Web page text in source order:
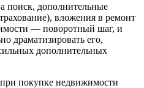
поиск, дополнительные
вложения в ремонт
— поворотный шаг, и
драматизировать его,
дополнительных
покупке недвижимости